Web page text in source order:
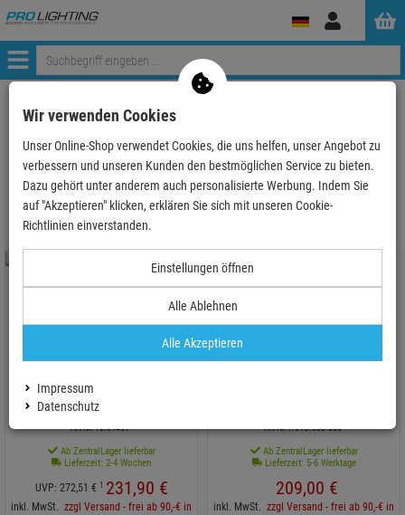
Anmelden
Menü
ProLighting Tontechnik
Funkmikro Antennen und Antennenzubehör
JTS UDA-49AP - Aktive/passive
Art-Nr. 10.01401
Ab ZentralLager lieferbar
Lieferzeit: 2-4 Wochen
UVP: 272,51 € 1 231,90 €
inkl. MwSt. zzgl Versand - frei ab 90,-€ in
- 15 %
Electro-Voice RE3-ACC-PASP , 1 x 2
Art-Nr. F.01U.353.088
Ab ZentralLager lieferbar
Lieferzeit: 5-6 Werktage
209,00 €
inkl. MwSt. zzgl Versand - frei ab 90,-€ in
Wir verwenden Cookies
Unser Online-Shop verwendet Cookies, die uns helfen, unser Angebot zu
verbessern und unseren Kunden den bestmöglichen Service zu bieten.
Dazu gehört unter anderem auch personalisierte Werbung. Indem Sie
auf "Akzeptieren" klicken, erklären Sie sich mit unseren Cookie-
Richtlinien einverstanden.
Einstellungen öffnen
Alle Ablehnen
Alle Akzeptieren
Impressum
Datenschutz